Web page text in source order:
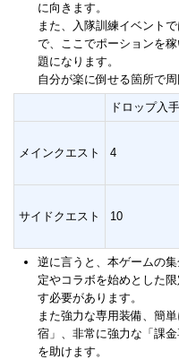
に向きます。
また、入隊訓練イベント
で、ここでポーションを
題になります。
自分が楽に倒せる箇所で
ドロップ入
メインクエスト 4
サイドクエスト 10
逆に言うと、本ゲームの
定やコラボを始めとした
す必要があります。
また強力な専用装備、簡
宿」、非常に強力な「課
を助けます。